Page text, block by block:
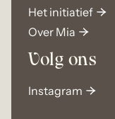
Het initiatief
Over Mia
Volg ons
Instagram